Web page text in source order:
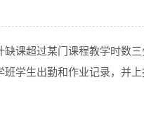
课超过某门课程教学时数
学生出勤和作业记录，并上